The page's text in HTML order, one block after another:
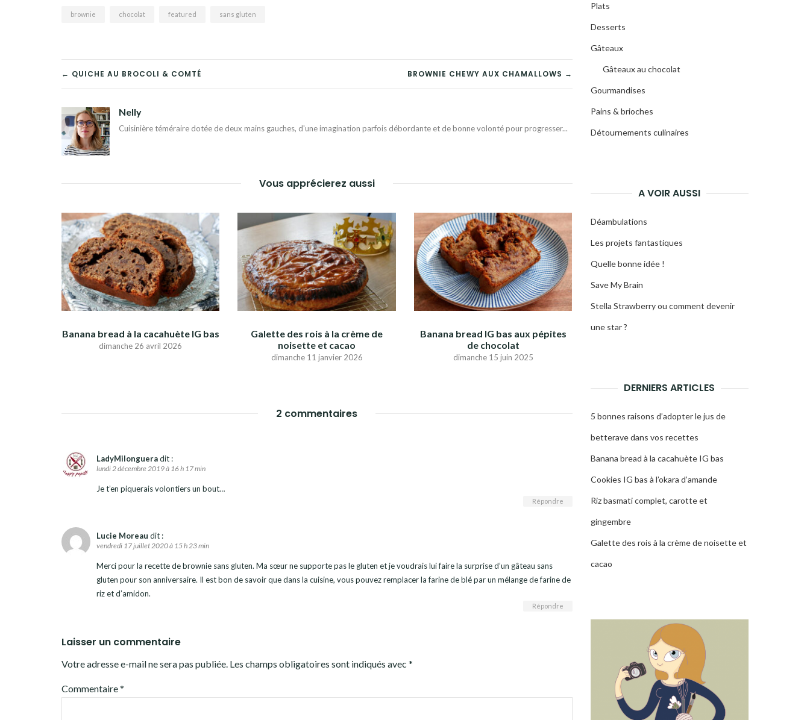
brownie chocolat featured sans gluten
NAVIGATION
DE
L’ARTICLE
← QUICHE AU BROCOLI & COMTÉ BROWNIE CHEWY AUX CHAMALLOWS →
Nelly
Cuisinière téméraire dotée de deux mains gauches, d'une imagination parfois débordante et de bonne volonté pour progresser...
Vous apprécierez aussi
Banana bread à la cacahuète IG bas
dimanche 26 avril 2026
Galette des rois à la crème de
noisette et cacao
dimanche 11 janvier 2026
Banana bread IG bas aux pépites
de chocolat
dimanche 15 juin 2025
2 commentaires
LadyMilongueradit :
lundi 2 décembre 2019 à 16 h 17 min
Je t’en piquerais volontiers un bout…
Répondre
Lucie Moreau dit :
vendredi 17 juillet 2020 à 15 h 23 min
Merci pour la recette de brownie sans gluten. Ma sœur ne supporte pas le gluten et je voudrais lui faire la surprise d’un gâteau sans
gluten pour son anniversaire. Il est bon de savoir que dans la cuisine, vous pouvez remplacer la farine de blé par un mélange de farine de
riz et d’amidon.
Répondre
Laisser un commentaire
Votre adresse e-mail ne sera pas publiée. Les champs obligatoires sont indiqués avec *
Commentaire*
Plats
Desserts
Gâteaux
Gâteaux au chocolat
Gourmandises
Pains & brioches
Détournements culinaires
A VOIR AUSSI
Déambulations
Les projets fantastiques
Quelle bonne idée !
Save My Brain
Stella Strawberry ou comment devenir
une star ?
DERNIERS ARTICLES
5 bonnes raisons d’adopter le jus de
betterave dans vos recettes
Banana bread à la cacahuète IG bas
Cookies IG bas à l’okara d’amande
Riz basmati complet, carotte et
gingembre
Galette des rois à la crème de noisette et
cacao